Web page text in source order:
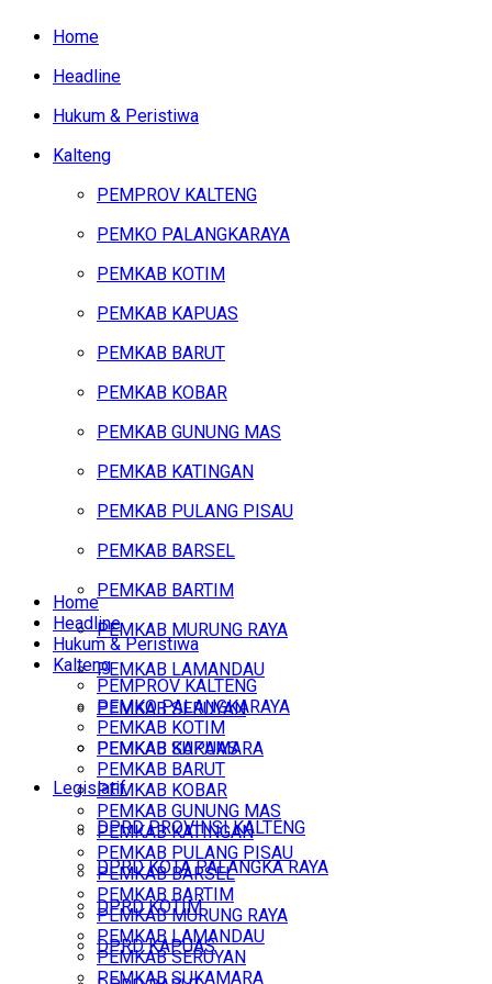
Home
Headline
Hukum & Peristiwa
Kalteng
PEMPROV KALTENG
PEMKO PALANGKARAYA
PEMKAB KOTIM
PEMKAB KAPUAS
PEMKAB BARUT
PEMKAB KOBAR
PEMKAB GUNUNG MAS
PEMKAB KATINGAN
PEMKAB PULANG PISAU
PEMKAB BARSEL
PEMKAB BARTIM
PEMKAB MURUNG RAYA
PEMKAB LAMANDAU
PEMKAB SERUYAN
PEMKAB SUKAMARA
Legislatif
DPRD PROVINSI KALTENG
DPRD KOTA PALANGKA RAYA
DPRD KOTIM
DPRD KAPUAS
Home
Headline
Hukum & Peristiwa
Kalteng
PEMPROV KALTENG
PEMKO PALANGKARAYA
PEMKAB KOTIM
PEMKAB KAPUAS
PEMKAB BARUT
PEMKAB KOBAR
PEMKAB GUNUNG MAS
PEMKAB KATINGAN
PEMKAB PULANG PISAU
PEMKAB BARSEL
PEMKAB BARTIM
PEMKAB MURUNG RAYA
PEMKAB LAMANDAU
PEMKAB SERUYAN
PEMKAB SUKAMARA